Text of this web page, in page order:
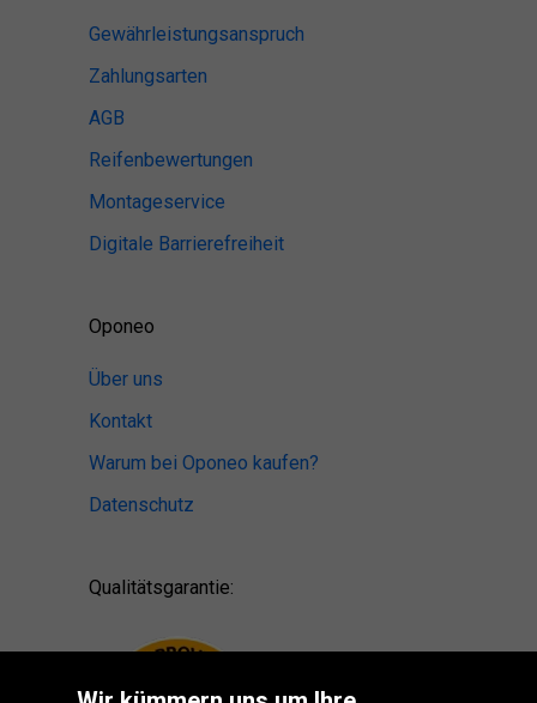
Gewährleistungsanspruch
Zahlungsarten
AGB
Reifenbewertungen
Montageservice
Digitale Barrierefreiheit
Oponeo
Über uns
Kontakt
Warum bei Oponeo kaufen?
Datenschutz
Qualitätsgarantie: